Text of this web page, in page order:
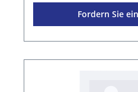
Fordern Sie